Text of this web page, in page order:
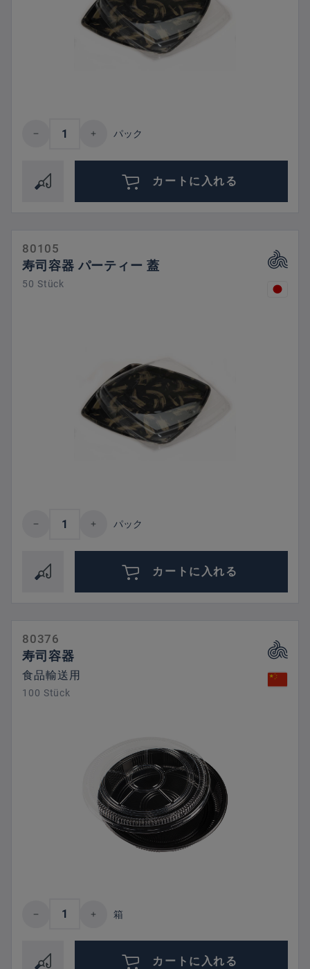
Product Quantity: Enter the desired
パック
カートに入れる
80105
寿司容器 パーティー 蓋
50 Stück
Product Quantity: Enter the desired
パック
カートに入れる
80376
寿司容器
食品輸送用
100 Stück
Product Quantity: Enter the desired
箱
カートに入れる